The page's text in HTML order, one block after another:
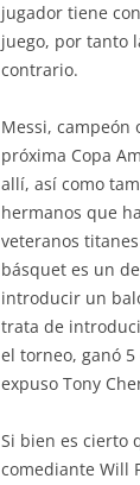
jugador tiene
juego, por tanto
contrario.
Messi, campeón
próxima Copa
allí, así como
hermanos que
veteranos
básquet es un
introducir un
trata de
el torneo, ganó
expuso Tony
Si bien es cierto
comediante Will